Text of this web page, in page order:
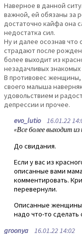
Наверное в данной
важной, ей обязаны за
достаточно кайфа она
недостатка сил.
Ну и далее осознав что
страдают после
более выходит из
незадачливых
В противовес
своего малыша
удовольствием и
депрессии и прочее.
evo_lutio16.01.22
«Все более выходит из
До свидания.
Если у вас из
описанные вами
комментировать.
перевернули.
Описанные женщины
надо что-то сделать
groonya 16.01.22 14:02